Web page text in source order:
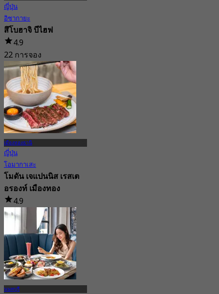
ญี่ปุ่น
อิซากายะ
สึโบฮาจิ บีไฮฟ
4.9
22 การจอง
จาก฿ 495
เมืองทองธานี
ญี่ปุ่น
โอมากาเสะ
โมดัน เจแปนนิส เรสเต
อรองท์ เมืองทอง
4.9
78 การจอง
฿ 990
นนทบุรี